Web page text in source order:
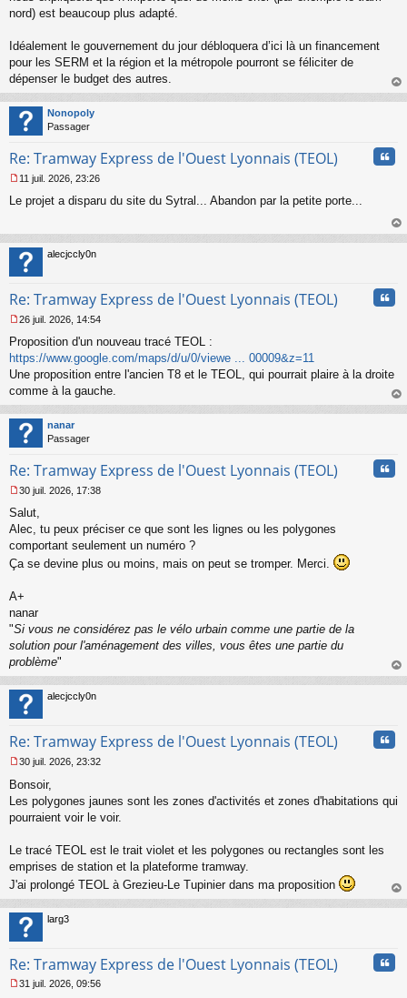
nord) est beaucoup plus adapté.
Idéalement le gouvernement du jour débloquera d’ici là un financement
pour les SERM et la région et la métropole pourront se féliciter de
dépenser le budget des autres.
au
Nonopoly
Passager
Re: Tramway Express de l'Ouest Lyonnais (TEOL)
e
a
g
e
o
l
u
11 juil. 2026, 23:26
Le projet a disparu du site du Sytral... Abandon par la petite porte...
au
alecjccly0n
Re: Tramway Express de l'Ouest Lyonnais (TEOL)
e
s
s
g
n
o
l
u
26 juil. 2026, 14:54
Proposition d'un nouveau tracé TEOL :
https://www.google.com/maps/d/u/0/viewe ... 00009&z=11
Une proposition entre l'ancien T8 et le TEOL, qui pourrait plaire à la droite
comme à la gauche.
au
nanar
Passager
Re: Tramway Express de l'Ouest Lyonnais (TEOL)
e
s
s
g
n
o
n
l
u
30 juil. 2026, 17:38
Salut,
Alec, tu peux préciser ce que sont les lignes ou les polygones
comportant seulement un numéro ?
Ça se devine plus ou moins, mais on peut se tromper. Merci.
A+
nanar
"Si vous ne considérez pas le vélo urbain comme une partie de la
solution pour l'aménagement des villes, vous êtes une partie du
problème"
au
alecjccly0n
Re: Tramway Express de l'Ouest Lyonnais (TEOL)
e
s
e
n
o
l
u
30 juil. 2026, 23:32
Bonsoir,
Les polygones jaunes sont les zones d'activités et zones d'habitations qui
pourraient voir le voir.
Le tracé TEOL est le trait violet et les polygones ou rectangles sont les
emprises de station et la plateforme tramway.
J'ai prolongé TEOL à Grezieu-Le Tupinier dans ma proposition
au
larg3
Re: Tramway Express de l'Ouest Lyonnais (TEOL)
31 juil. 2026, 09:56